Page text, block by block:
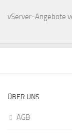
vServer-Angebote
ÜBER UNS
AGB